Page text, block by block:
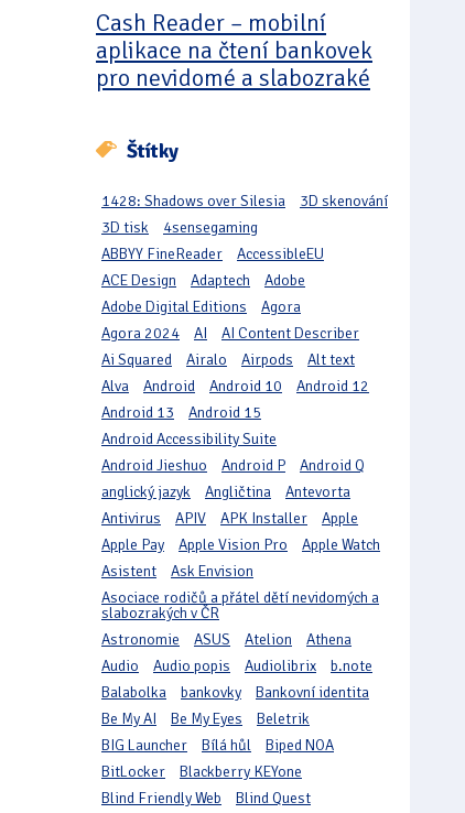
Cash Reader – mobilní
aplikace na čtení bankovek
pro nevidomé a slabozraké
Štítky
1428: Shadows over Silesia
3D skenování
3D tisk
4sensegaming
ABBYY FineReader
AccessibleEU
ACE Design
Adaptech
Adobe
Adobe Digital Editions
Agora
Agora 2024
AI
AI Content Describer
Ai Squared
Airalo Airpods
Alt text
Alva
Android Android 10
Android 12
Android 13
Android 15
Android Accessibility Suite
Android Jieshuo
Android P
Android Q
anglický jazyk
Angličtina
Antevorta
Antivirus
APIV APK Installer
Apple
Apple Pay
Apple Vision Pro
Apple Watch
Asistent
Ask Envision
Asociace rodičů a přátel dětí nevidomých a
slabozrakých v ČR
Astronomie
ASUS Atelion
Athena
Audio
Audio popis Audiolibrix
b.note
Balabolka
bankovky
Bankovní identita
Be My AI
Be My Eyes
Beletrik
BIG Launcher
Bílá hůl
Biped NOA
BitLocker
Blackberry KEYone
Blind Friendly Web
Blind Quest